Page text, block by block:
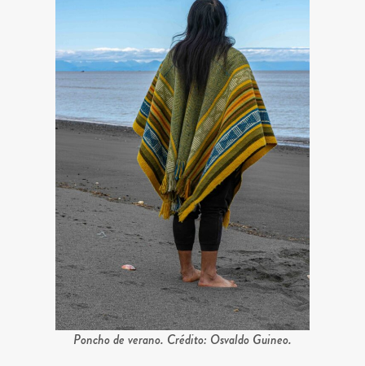
Poncho de verano. Crédito: Osvaldo Guineo.